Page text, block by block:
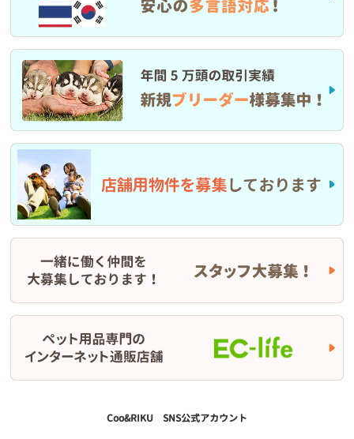
お知らせ
2026/03/12
3/14(土)・15(日) 第9回クーリクWANフェスタ in 函館店 開催のお
知らせ♪
お知らせ
2026/03/06
ゆめタウン飯塚店 臨時休業のお知らせ
お知らせ
譲渡犬猫ケアパック価格改定のお知らせ
お知らせ
2026/03/04
お知らせ
2026/03/01
3/1(日）伊丹店閉店のお知らせ
Coo&RIKU SNS公式アカウント